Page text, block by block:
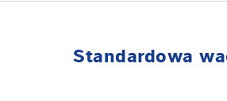
Mocna i wytrzymała do
Standardowa